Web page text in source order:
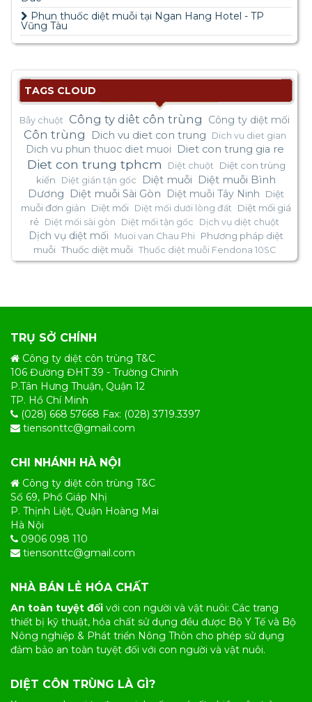
Phun thuốc diệt muỗi tại Ngan Hang Hotel - TP
Vũng Tàu
TAGS CLOUD
Bẫy chuột Công ty diêt côn trùng Công ty diệt mối
Côn trùng Dich vu diet con trung Dich vu diet gian
Dich vu phun thuoc diet muoi Diet con trung gia re
Diet con trung tphcm Diệt chuột
Diệt con trùng
kiến
Diệt gián tận gốc Diệt muỗi
Diệt muỗi Bình
Dương
Diệt muỗi Sài Gòn Diệt muỗi Tây Ninh
Diệt
muỗi đơn giản
Diệt mối Diệt mối dưới lòng đất
Diệt mối giá
rẻ Diệt mối sài gòn Diệt mối tận gốc Dịch vụ diệt chuột
Dịch vụ diệt mối Muoi van Chau Phi
Phương pháp diệt
muỗi Thuốc diệt muỗi Thuốc diệt muỗi Fendona 10SC
TRỤ SỞ CHÍNH
Công ty diệt côn trùng T&C
106 Đường ĐHT 39 - Trường Chinh
P.Tân Hưng Thuận, Quận 12
TP. Hồ Chí Minh
(028) 668 57668 Fax: (028) 3719.3397
tiensonttc@gmail.com
CHI NHÁNH HÀ NỘI
Công ty diệt côn trùng T&C
Số 69, Phố Giáp Nhị
P. Thịnh Liệt, Quận Hoàng Mai
Hà Nội
0906 098 110
tiensonttc@gmail.com
NHÀ BÁN LẺ HÓA CHẤT
An toàn tuyệt đối với con người và vật nuôi: Các trang
thiết bị kỹ thuật, hóa chất sử dụng đều được Bộ Y Tế và Bộ
Nông nghiệp & Phát triển Nông Thôn cho phép sử dụng
đảm bảo an toàn tuyệt đối với con người và vật nuôi.
DIỆT CÔN TRÙNG LÀ GÌ?